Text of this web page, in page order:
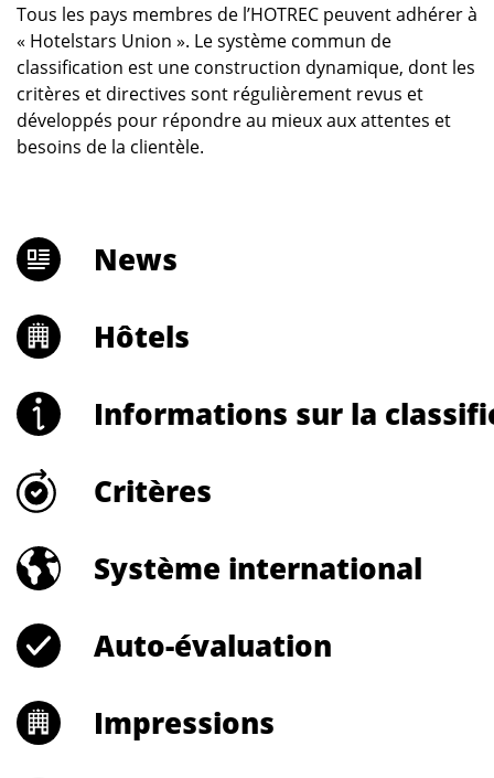
Tous les pays membres de l’HOTREC peuvent adhérer à
« Hotelstars Union ». Le système commun de
classification est une construction dynamique, dont les
critères et directives sont régulièrement revus et
développés pour répondre au mieux aux attentes et
besoins de la clientèle.
MainNews
Hôtels
Informations sur la
Critères
Système international
Auto-évaluation
Impressions